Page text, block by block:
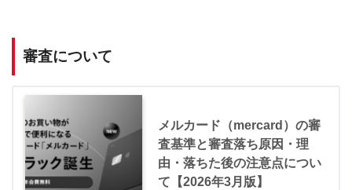
審査について
メルカード（mercard）の審
査基準と審査落ち原因・理
由・落ちた後の注意点につい
て【2026年3月版】